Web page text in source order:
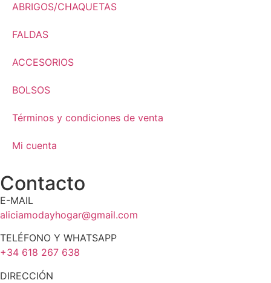
ABRIGOS/CHAQUETAS
FALDAS
ACCESORIOS
BOLSOS
Términos y condiciones de venta
Mi cuenta
Contacto
E-MAIL
aliciamodayhogar@gmail.com
TELÉFONO Y WHATSAPP
+34 618 267 638
DIRECCIÓN